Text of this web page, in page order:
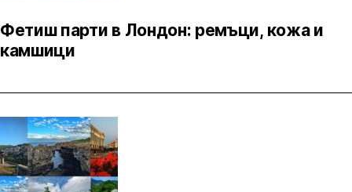
Фетиш парти в Лондон: ремъци, кожа и
камшици